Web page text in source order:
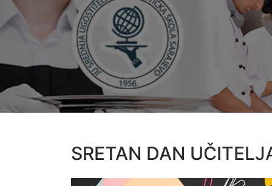
SRETAN DAN